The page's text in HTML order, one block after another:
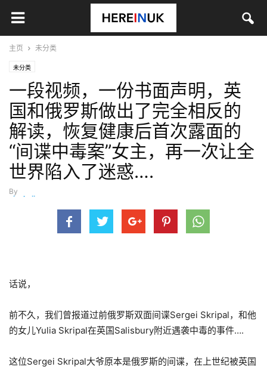
主页 未分类
未分类
一段视频，一份书面声明，英
国和俄罗斯做出了完全相反的
解读，恢复健康后首次露面的
“间谍中毒案”女主，再一次让全
世界陷入了迷惑….
By
xieshujing
话说，
前不久，我们曾报道过前俄罗斯双面间谍Sergei Skripal，和他
的女儿Yulia Skripal在英国Salisbury附近遇袭中毒的事件….
这位Sergei Skripal大爷原本是俄罗斯的间谍，在上世纪被英国